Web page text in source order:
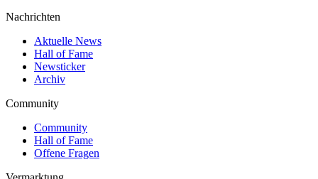
Nachrichten
Aktuelle News
Hall of Fame
Newsticker
Archiv
Community
Community
Hall of Fame
Offene Fragen